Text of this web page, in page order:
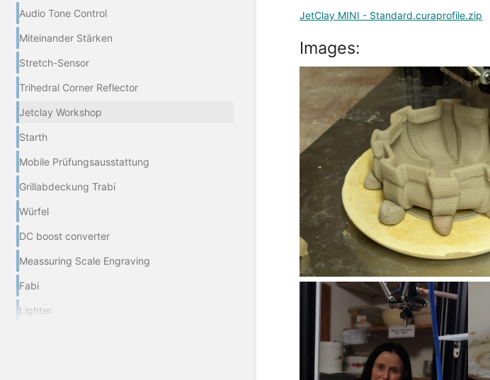
Audio Tone Control
Miteinander Stärken
Stretch-Sensor
Trihedral Corner Reflector
Jetclay Workshop
Starth
Mobile Prüfungsausstattung
Grillabdeckung Trabi
Würfel
DC boost converter
Meassuring Scale Engraving
Fabi
Lighter
JetClay MINI - Standard.curaprofile.zip
Images: